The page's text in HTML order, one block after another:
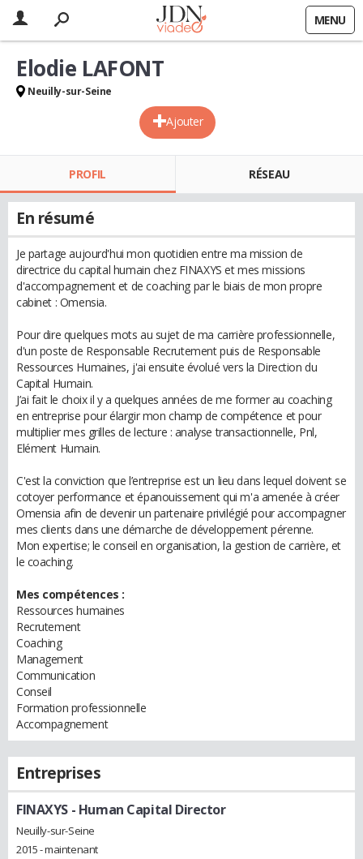
MENU
Ajouter
Elodie LAFONT
Neuilly-sur-Seine
PROFIL RÉSEAU
En résumé
Je partage aujourd'hui mon quotidien entre ma mission de
directrice du capital humain chez FINAXYS et mes missions
d'accompagnement et de coaching par le biais de mon propre
cabinet : Omensia.
Pour dire quelques mots au sujet de ma carrière professionnelle,
d'un poste de Responsable Recrutement puis de Responsable
Ressources Humaines, j'ai ensuite évolué vers la Direction du
Capital Humain.
J’ai fait le choix il y a quelques années de me former au coaching
en entreprise pour élargir mon champ de compétence et pour
multiplier mes grilles de lecture : analyse transactionnelle, Pnl,
Elément Humain.
C'est la conviction que l’entreprise est un lieu dans lequel doivent se
cotoyer performance et épanouissement qui m'a amenée à créer
Omensia afin de devenir un partenaire privilégié pour accompagner
mes clients dans une démarche de développement pérenne.
Mon expertise; le conseil en organisation, la gestion de carrière, et
le coaching.
Mes compétences :
Ressources humaines
Recrutement
Coaching
Management
Communication
Conseil
Formation professionnelle
Accompagnement
Entreprises
FINAXYS - Human Capital Director
Neuilly-sur-Seine
2015 - maintenant